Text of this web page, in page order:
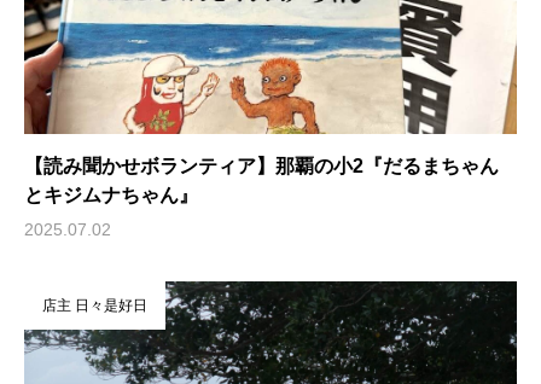
【読み聞かせボランティア】那覇の小2『だるまちゃん
とキジムナちゃん』
2025.07.02
店主 日々是好日